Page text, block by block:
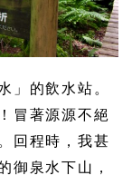
」的飲水站。
冒著源源不絕
回程時，我甚
御泉水下山，